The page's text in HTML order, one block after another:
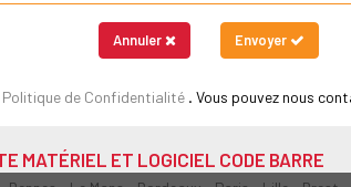
Annuler Envoyer
Politique de Confidentialité . Vous pouvez nous
MATÉRIEL ET LOGICIEL CODE BARRE